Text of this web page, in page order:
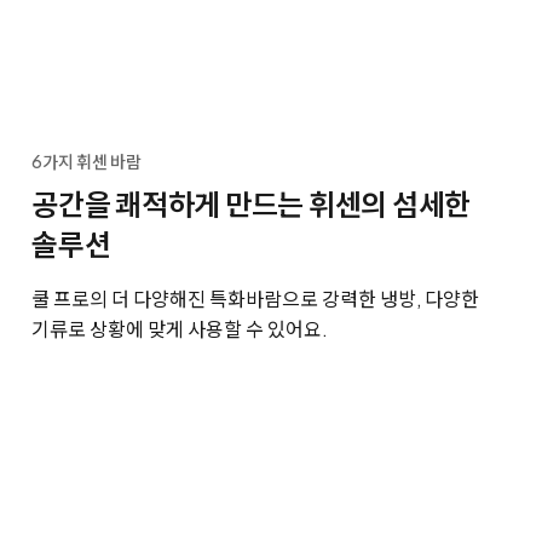
6가지 휘센 바람
공간을 쾌적하게 만드는 휘센의 섬세한
솔루션
쿨 프로의 더 다양해진 특화바람으로 강력한 냉방, 다양한
기류로 상황에 맞게 사용할 수 있어요.